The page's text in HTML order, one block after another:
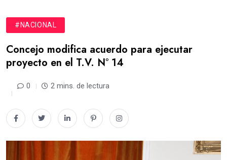
#NACIONAL
Concejo modifica acuerdo para ejecutar
proyecto en el T.V. N° 14
0 2 mins. de lectura